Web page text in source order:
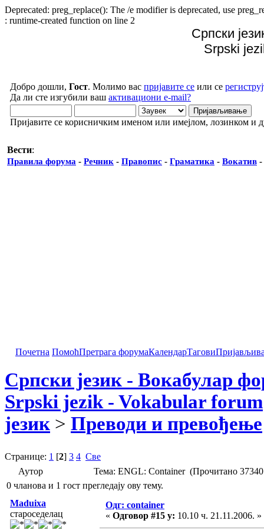
Deprecated: preg_replace(): The /e modifier is deprecated, use
: runtime-created function on line 2
Српски
Srpski
Добро дошли, Гост. Молимо вас пријавите се или се
Да ли сте изгубили ваш активациони e-mail?
Пријавите се корисничким именом или имејлом, лозинком и
Вести:
Правила форума - Речник - Правопис - Граматика - Вокатив -
Почетна ПомоћПретрага форумаКалендарТагови
Српски језик - Вокабулар
Srpski jezik - Vokabular forum
језик > Преводи и превођење
Странице: 1 [2] 3 4 Све
Аутор
Тема: ENGL: Container (Прочитано
0 чланова и 1 гост прегледају ову тему.
Maduixa
староседелац
Одг: container
« Одговор #15 у: 10.10 ч. 21.11.2006. »